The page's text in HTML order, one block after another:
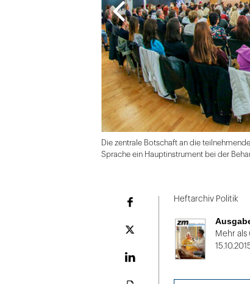
Die zentrale Botschaft an die
Sprache ein Hauptinstrument bei der
Plattform
Heftarchiv Politik
Mehr als